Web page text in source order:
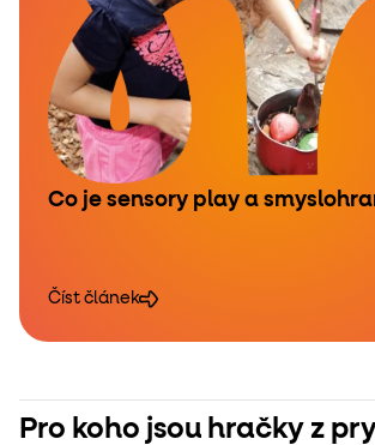
Co je sensory play a
Číst článek
Pro koho jsou hračky z